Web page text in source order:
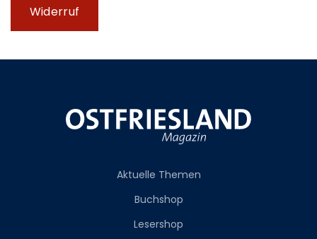
Widerruf
Aktuelle Themen
Buchshop
Lesershop